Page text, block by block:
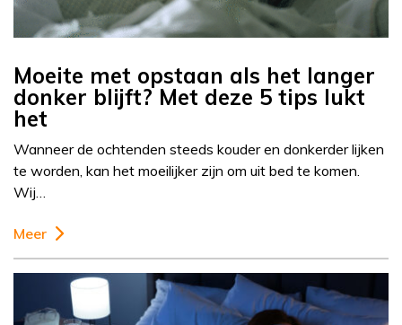
Moeite met opstaan als het langer
donker blijft? Met deze 5 tips lukt
het
Wanneer de ochtenden steeds kouder en donkerder lijken
te worden, kan het moeilijker zijn om uit bed te komen.
Wij…
Meer